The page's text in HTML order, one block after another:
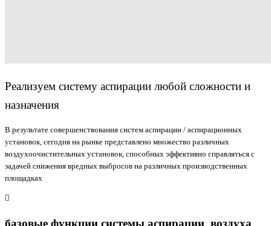
Реализуем систему аспирации любой сложности и
назначения
В результате совершенствования систем аспирации / аспирационных
установок, сегодня на рынке представлено множество различных
воздухоочистительных установок, способных эффективно справляться с
задачей снижения вредных выбросов на различных производственных
площадках
базовые функции системы аспирации воздуха